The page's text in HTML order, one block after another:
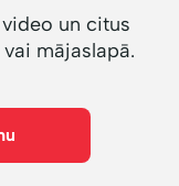
un citus
mājaslapā.